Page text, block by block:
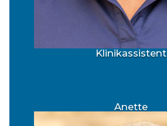
Klinikassistent
Anette